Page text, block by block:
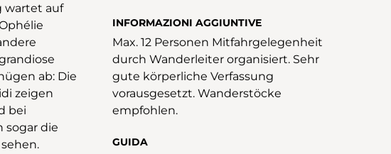
wartet auf
ab: Die
zeigen
bei
sogar die
INFORMAZIONI AGGIUNTIVE
Max. 12 Personen Mitfahrgelegenheit
durch Wanderleiter organisiert. Sehr
gute körperliche Verfassung
vorausgesetzt. Wanderstöcke
empfohlen.
GUIDA